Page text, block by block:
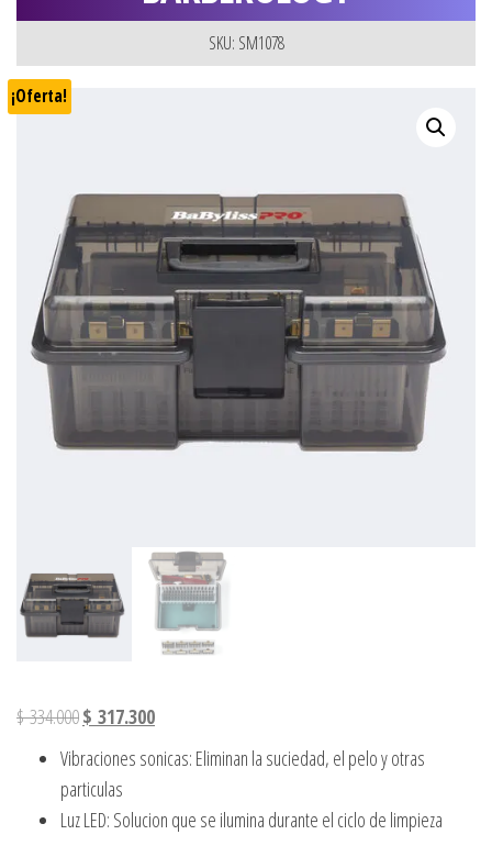
SKU: SM1078
¡Oferta!
$334.000El precio original era: $ 334.000.
$ 317.300El precio actual es: $ 317.300.
Vibraciones sonicas: Eliminan la suciedad, el pelo y otras
particulas
Luz LED: Solucion que se ilumina durante el ciclo de limpieza